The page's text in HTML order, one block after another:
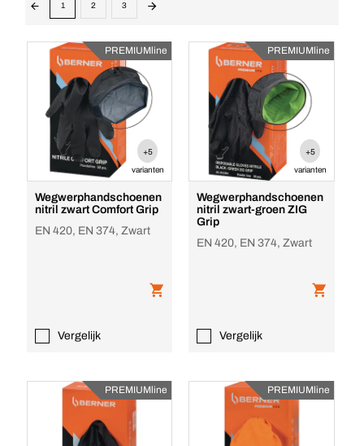
1 2 3
PREMIUMline
+5
varianten
Wegwerphandschoenen
nitril zwart Comfort Grip
EN 420, EN 374, Zwart
Vergelijk
PREMIUMline
+5
varianten
Wegwerphandschoenen
nitril zwart-groen ZIG
Grip
EN 420, EN 374, Zwart
Vergelijk
PREMIUMline PREMIUMline